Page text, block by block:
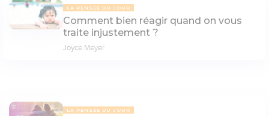
LA PENSÉE DU JOUR
Comment bien réagir quand on vous
traite injustement ?
Joyce Meyer
LA PENSÉE DU JOUR